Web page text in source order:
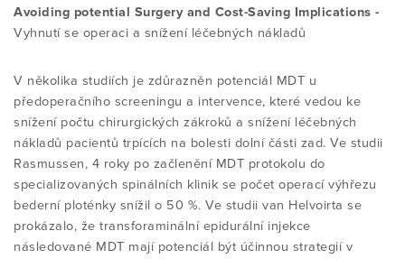
Avoiding potential Surgery and Cost-Saving Implications -
Vyhnutí se operaci a snížení léčebných nákladů
V několika studiích je zdůrazněn potenciál MDT u
předoperačního screeningu a intervence, které vedou ke
snížení počtu chirurgických zákroků a snížení léčebných
nákladů pacientů trpících na bolesti dolní části zad. Ve studii
Rasmussen, 4 roky po začlenění MDT protokolu do
specializovaných spinálních klinik se počet operací výhřezu
bederní ploténky snížil o 50 %. Ve studii van Helvoirta se
prokázalo, že transforaminální epidurální injekce
následované MDT mají potenciál být účinnou strategií v